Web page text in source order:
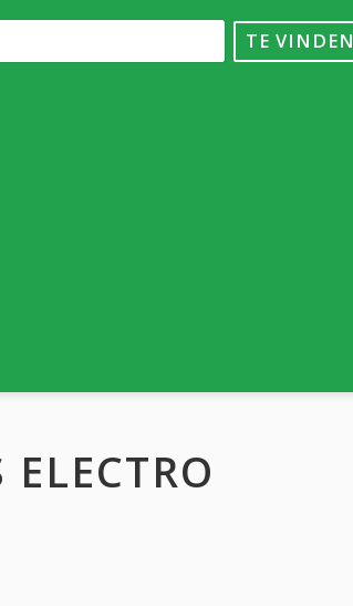
TE VINDEN
ELECTRO